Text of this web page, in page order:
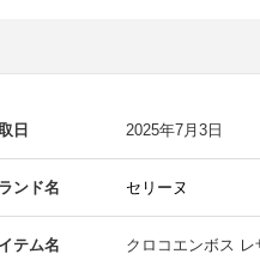
日 2025年7月3日
ンド名 セリーヌ
テム名 クロコエンボス レ